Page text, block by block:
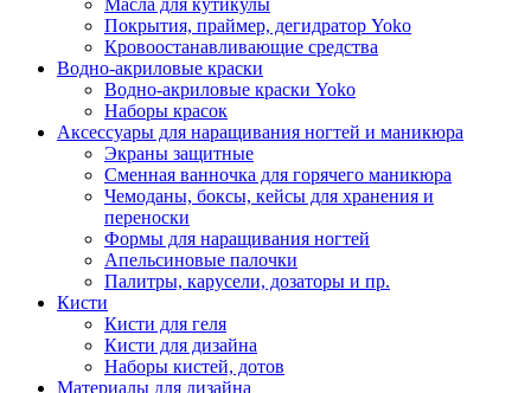
Масла для кутикулы
Покрытия, праймер, дегидратор Yoko
Кровоостанавливающие средства
Водно-акриловые краски
Водно-акриловые краски Yoko
Наборы красок
Аксессуары для наращивания ногтей и маникюра
Экраны защитные
Сменная ванночка для горячего маникюра
Чемоданы, боксы, кейсы для хранения и
переноски
Формы для наращивания ногтей
Апельсиновые палочки
Палитры, карусели, дозаторы и пр.
Кисти
Кисти для геля
Кисти для дизайна
Наборы кистей, дотов
Материалы для дизайна